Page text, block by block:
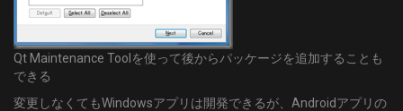
Qt Maintenance Toolを使って後からパッケージを追加することも
できる
変更しなくてもWindowsアプリは開発できるが、Androidアプリの